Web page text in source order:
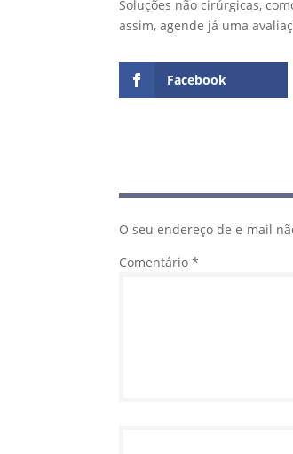
Soluções não cirúrgicas,
assim, agende já uma
Facebook
O seu endereço de e-mail
Comentário*